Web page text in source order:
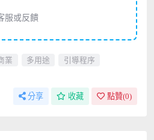
服或反饋
業 多用途
引導程序
分享 收藏 點贊(0)